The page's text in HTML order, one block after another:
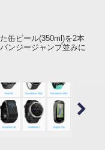
缶ビール(350ml)を2本
ンジージャンプ並みに